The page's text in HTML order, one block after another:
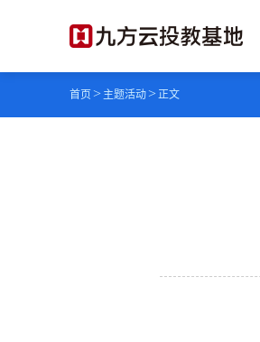
首页> 主题活动> 正文